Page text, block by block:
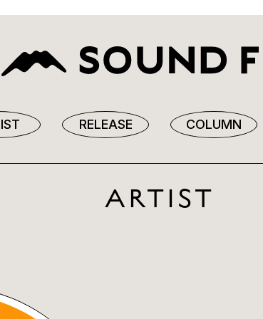
RELEASE COLUMN
ARTIST